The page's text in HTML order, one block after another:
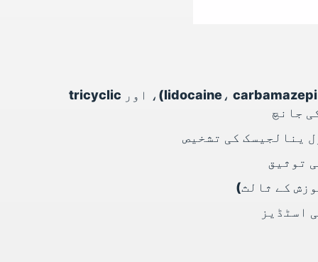
gabapentinoids (gabapentin، pregabalin)، سوڈیم چینل بلاکرز (lidocaine، carbamazepine، oxcarbazepine)، اور tricyclic
توثیق
کے ثالث)